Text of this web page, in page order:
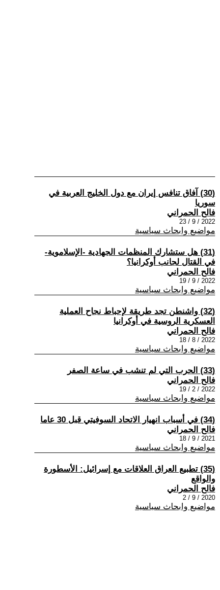
(30) آفاق تنافس إيران مع دول الخليج العربية في
سوريا
فالح الحمراني
2022 / 9 / 23
مواضيع وابحاث سياسية
(31) هل ستشارك المنظمات الجهادية -الإسلاموية-
في القتال لجانب أوكرانيا؟
فالح الحمراني
2022 / 9 / 19
مواضيع وابحاث سياسية
(32) واشنطن تجد طريقة لإحباط نجاح العملية
العسكرية الروسية في أوكرانيا
فالح الحمراني
2022 / 8 / 18
مواضيع وابحاث سياسية
(33) الحرب التي لم تنشب في ساعة الصفر
فالح الحمراني
2022 / 2 / 19
مواضيع وابحاث سياسية
(34) في أسباب انهيار الاتحاد السوفيتي قبل 30 عاما
فالح الحمراني
2021 / 9 / 18
مواضيع وابحاث سياسية
(35) تطبيع العراق العلاقات مع إسرائيل: الأسطورة
والواقع
فالح الحمراني
2020 / 9 / 2
مواضيع وابحاث سياسية